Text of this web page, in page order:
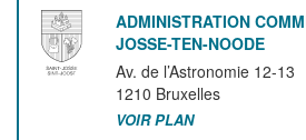
ADMINISTRATION
JOSSE-TEN-NOODE
Av. de l’Astronomie 12-13
1210 Bruxelles
VOIR PLAN